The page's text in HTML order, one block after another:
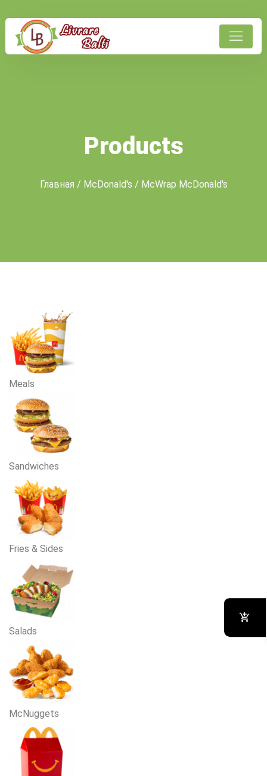
Products
Главная / McDonald's / McWrap McDonald's
Meals
Sandwiches
Fries & Sides
Salads
McNuggets